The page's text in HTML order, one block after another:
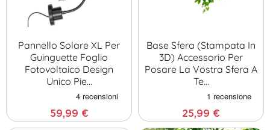
Pannello Solare XL Per
Guinguette Foglio
Fotovoltaico Design
Unico Pie…
59,99 €
Base Sfera (Stampata In
3D) Accessorio Per
Posare La Vostra Sfera A
Te…
25,99 €